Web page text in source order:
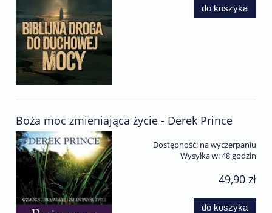
do koszyka
Boża moc zmieniająca życie - Derek Prince
Dostępność: na wyczerpaniu
Wysyłka w:48 godzin
49,90 zł
do koszyka